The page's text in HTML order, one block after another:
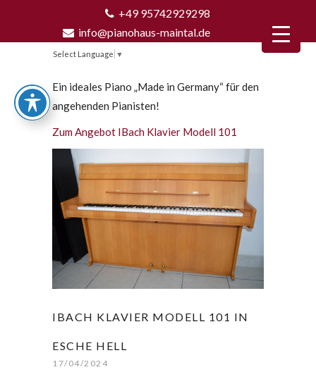
+49 95742929298
info@pianohaus-maintal.de
Select Language ▼
Ein ideales Piano „Made in Germany“ für den
angehenden Pianisten!
Zum Angebot IBach Klavier Modell 101
IBACH KLAVIER MODELL 101 IN
ESCHE HELL
17/04/2024